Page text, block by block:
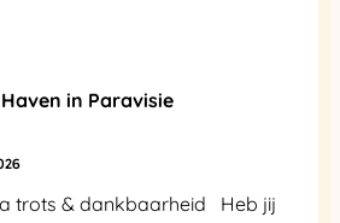
in Paravisie
trots & dankbaarheid Heb jij